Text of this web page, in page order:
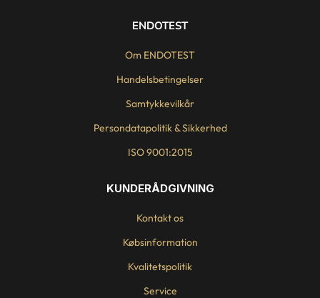
ENDOTEST
Om ENDOTEST
Handelsbetingelser
Samtykkevilkår
Persondatapolitik & Sikkerhed
ISO 9001:2015
KUNDERÅDGIVNING
Kontakt os
Købsinformation
Kvalitetspolitik
Service